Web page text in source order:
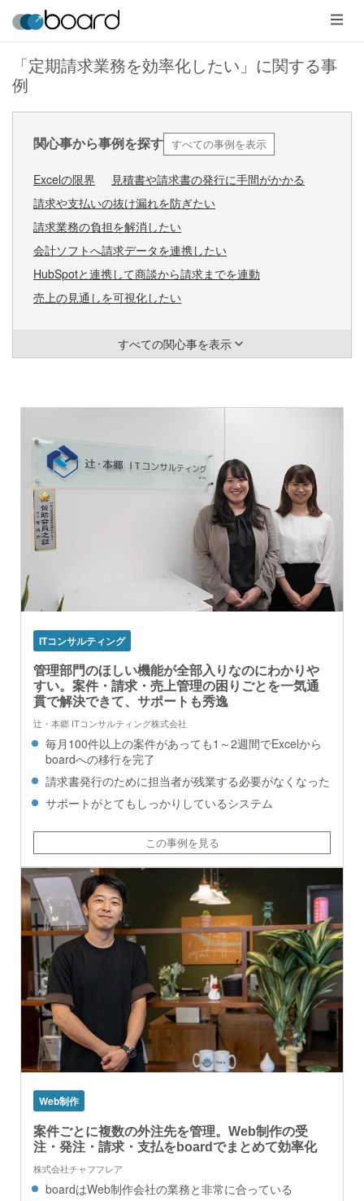
メ
ニ
ュ
ー
「定期請求業務を効率化したい」に関する事
例
関心事から事例を探す すべての事例を表示
Excelの限界
見積書や請求書の発行に手間がかかる
請求や支払いの抜け漏れを防ぎたい
請求業務の負担を解消したい
会計ソフトへ請求データを連携したい
HubSpotと連携して商談から請求までを連動
売上の見通しを可視化したい
すべての関心事を表示
ITコンサルティング
管理部門のほしい機能が全部入りなのにわかりや
すい。案件・請求・売上管理の困りごとを一気通
貫で解決できて、サポートも秀逸
辻・本郷 ITコンサルティング株式会社
毎月100件以上の案件があっても1～2週間でExcelから
boardへの移行を完了
請求書発行のために担当者が残業する必要がなくなった
サポートがとてもしっかりしているシステム
この事例を見る
Web制作
案件ごとに複数の外注先を管理。Web制作の受
注・発注・請求・支払をboardでまとめて効率化
株式会社チャフフレア
boardはWeb制作会社の業務と非常に合っている